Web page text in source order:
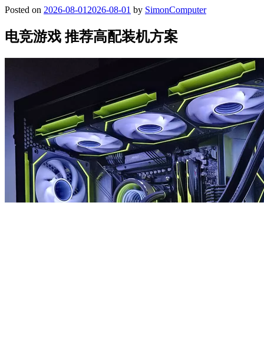
Posted on 2026-08-01 2026-08-01 by SimonComputer
电竞游戏 推荐高配装机方案